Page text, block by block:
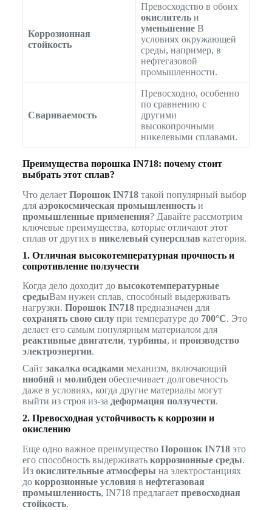
Коррозионная
стойкость
Превосходство в обоих
окислительи
уменьшениеВ
условиях окружающей
среды, например, в
нефтегазовой
промышленности.
Свариваемость
Превосходно, особенно
по сравнению с
другими
высокопрочными
никелевыми сплавами.
Преимущества порошка IN718: почему стоит
выбрать этот сплав?
Что делает Порошок IN718такой популярный выбор
для аэрокосмическая промышленностьи
промышленные применения? Давайте рассмотрим
ключевые преимущества, которые отличают этот
сплав от других в никелевый суперсплав категория.
1. Отличная высокотемпературная прочность и
сопротивление ползучести
Когда дело доходит до высокотемпературные
средыВам нужен сплав, способный выдерживать
нагрузки. Порошок IN718предназначен для
сохранять свою силупри температуре до 700°C. Это
делает его самым популярным материалом для
реактивные двигатели, турбины, и производство
электроэнергии.
Сайт закалка осадкамимеханизм, включающий
ниобийи молибденобеспечивает долговечность
даже в условиях, когда другие материалы могут
выйти из строя из-за деформация ползучести.
2. Превосходная устойчивость к коррозии и
окислению
Еще одно важное преимущество Порошок IN718это
его способность выдерживать коррозионные среды.
Из окислительные атмосферы на электростанциях
до коррозионные условия в нефтегазовая
промышленность, IN718 предлагает превосходная
стойкость.